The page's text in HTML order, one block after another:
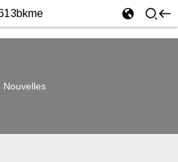
Nouvelles